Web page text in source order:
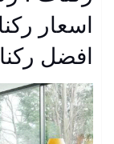
اسعار
افضل